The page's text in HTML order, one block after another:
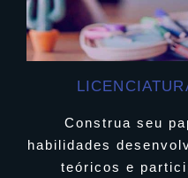
Construa seu
habilidades
teóricos e